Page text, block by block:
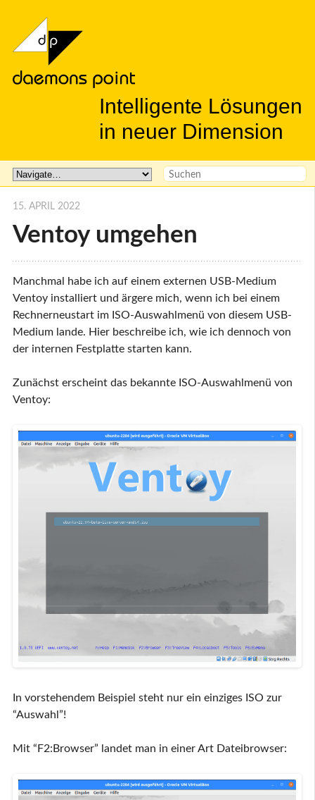
Intelligente Lösungen
in neuer Dimension
Ventoy umgehen
15. APRIL 2022
Manchmal habe ich auf einem externen USB-Medium
Ventoy installiert und ärgere mich, wenn ich bei einem
Rechnerneustart im ISO-Auswahlmenü von diesem USB-
Medium lande. Hier beschreibe ich, wie ich dennoch von
der internen Festplatte starten kann.
Zunächst erscheint das bekannte ISO-Auswahlmenü von
Ventoy:
In vorstehendem Beispiel steht nur ein einziges ISO zur
“Auswahl”!
Mit “F2:Browser” landet man in einer Art Dateibrowser: